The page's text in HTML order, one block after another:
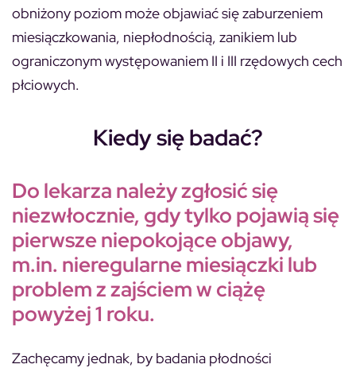
obniżony poziom może objawiać się zaburzeniem
miesiączkowania, niepłodnością, zanikiem lub
ograniczonym występowaniem II i III rzędowych cech
płciowych.
Kiedy się badać?
Do lekarza należy zgłosić się
niezwłocznie, gdy tylko pojawią się
pierwsze niepokojące objawy,
m.in. nieregularne miesiączki lub
problem z zajściem w ciążę
powyżej 1 roku.
Zachęcamy jednak, by badania płodności